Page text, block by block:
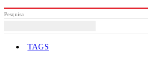
Pesquisa
TAGS